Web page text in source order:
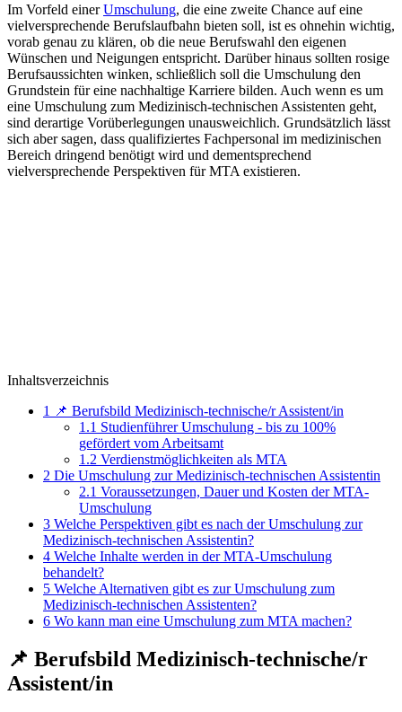
Im Vorfeld einerUmschulung, die eine zweite Chance auf eine
vielversprechende Berufslaufbahn bieten soll, ist es ohnehin wichtig,
vorab genau zu klären, ob die neue Berufswahl den eigenen
Wünschen und Neigungen entspricht. Darüber hinaus sollten rosige
Berufsaussichten winken, schließlich soll die Umschulung den
Grundstein für eine nachhaltige Karriere bilden. Auch wenn es um
eine Umschulung zum Medizinisch-technischen Assistenten geht,
sind derartige Vorüberlegungen unausweichlich. Grundsätzlich lässt
sich aber sagen, dass qualifiziertes Fachpersonal im medizinischen
Bereich dringend benötigt wird und dementsprechend
vielversprechende Perspektiven für MTA existieren.
Inhaltsverzeichnis
1
📌 Berufsbild Medizinisch-technische/r Assistent/in
1.1 Studienführer Umschulung - bis zu 100%
gefördert vom Arbeitsamt
1.2 Verdienstmöglichkeiten als MTA
2 Die Umschulung zur Medizinisch-technischen Assistentin
2.1 Voraussetzungen, Dauer und Kosten der MTA-
Umschulung
3 Welche Perspektiven gibt es nach der Umschulung zur
Medizinisch-technischen Assistentin?
4 Welche Inhalte werden in der MTA-Umschulung
behandelt?
5 Welche Alternativen gibt es zur Umschulung zum
Medizinisch-technischen Assistenten?
6 Wo kann man eine Umschulung zum MTA machen?
📌 Berufsbild Medizinisch-technische/r
Assistent/in